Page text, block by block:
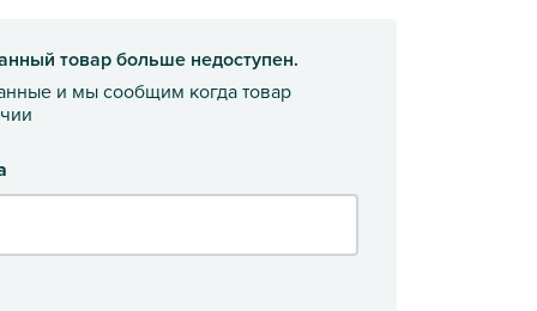
товар больше недоступен.
и мы сообщим когда товар